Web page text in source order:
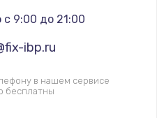
9:00 до 21:00
ibp.ru
в нашем сервисе
бесплатны